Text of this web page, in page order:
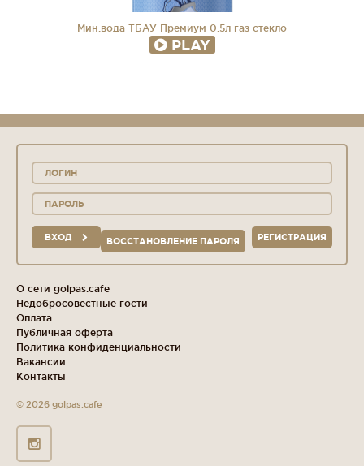
Мин.вода ТБАУ Премиум 0.5л газ стекло
PLAY
ВХОД РЕГИСТРАЦИЯ
ВОССТАНОВЛЕНИЕ ПАРОЛЯ
О сети golpas.cafe
Недобросовестные гости
Оплата
Публичная оферта
Политика конфиденциальности
Вакансии
Контакты
© 2026 golpas.cafe